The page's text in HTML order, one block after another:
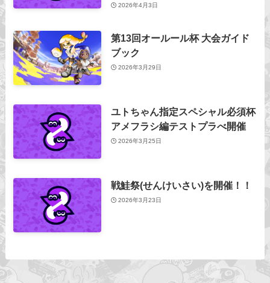
2026年4月3日
第13回オールール杯 大会ガイド
ブック
2026年3月29日
ユトちゃん指定スペシャル必須杯
アメフラシ編テストプラべ開催
2026年3月25日
戦鮭祭(せんけいさい)を開催！！
2026年3月23日